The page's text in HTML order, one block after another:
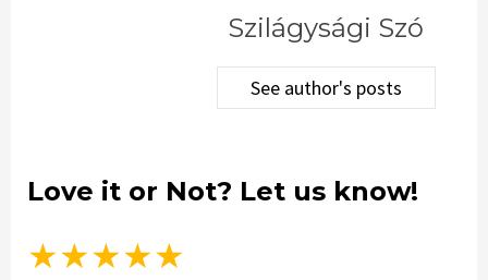
Szilágysági Szó
See author's posts
Love it or Not? Let us know!
★★★★★